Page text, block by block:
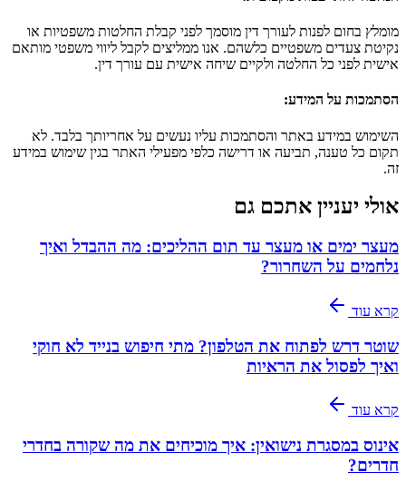
מומלץ בחום לפנות לעורך דין מוסמך לפני קבלת החלטות משפטיות או
נקיטת צעדים משפטיים כלשהם. אנו ממליצים לקבל ליווי משפטי מותאם
אישית לפני כל החלטה ולקיים שיחה אישית עם עורך דין.
הסתמכות על המידע:
השימוש במידע באתר והסתמכות עליו נעשים על אחריותך בלבד. לא
תקום כל טענה, תביעה או דרישה כלפי מפעילי האתר בגין שימוש במידע
זה.
אולי יעניין אתכם גם
מעצר ימים או מעצר עד תום ההליכים: מה ההבדל ואיך
נלחמים על השחרור?
קרא עוד
שוטר דרש לפתוח את הטלפון? מתי חיפוש בנייד לא חוקי
ואיך לפסול את הראיות
קרא עוד
אינוס במסגרת נישואין: איך מוכיחים את מה שקורה בחדרי
חדרים?